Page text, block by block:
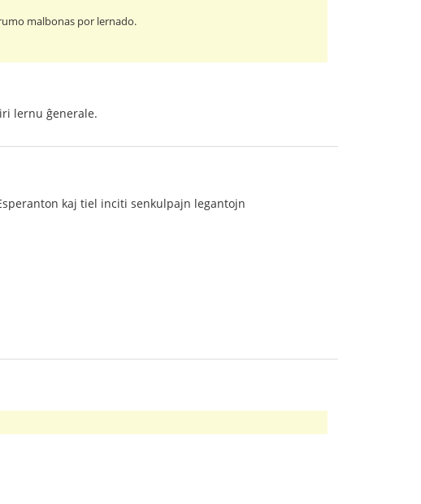
malbonas por lernado.
lernu ĝenerale.
kaj tiel inciti senkulpajn legantojn